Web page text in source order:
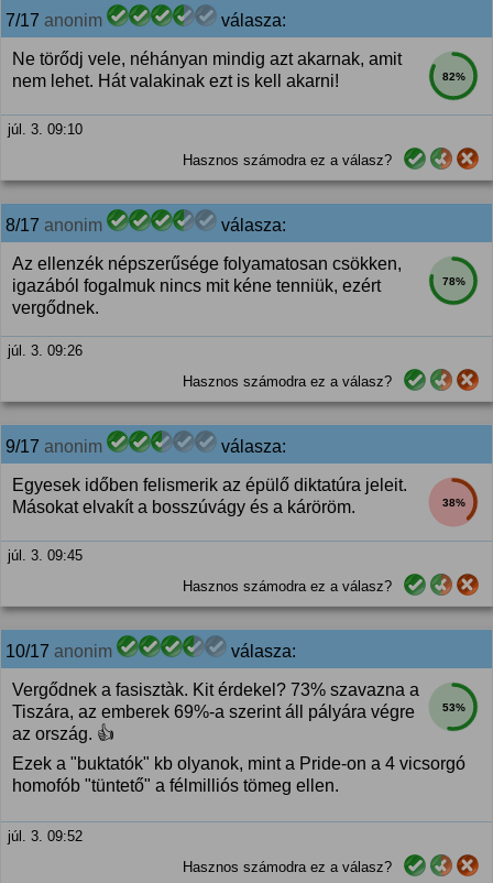
7/17 anonim válasza:
82%
Ne törődj vele, néhányan mindig azt akarnak, amit
nem lehet. Hát valakinak ezt is kell akarni!
júl. 3. 09:10
Hasznos számodra ez a válasz?
8/17 anonim válasza:
78%
Az ellenzék népszerűsége folyamatosan csökken,
igazából fogalmuk nincs mit kéne tenniük, ezért
vergődnek.
júl. 3. 09:26
Hasznos számodra ez a válasz?
9/17 anonim válasza:
38%
Egyesek időben felismerik az épülő diktatúra jeleit.
Másokat elvakít a bosszúvágy és a káröröm.
júl. 3. 09:45
Hasznos számodra ez a válasz?
10/17 anonim válasza:
53%
Vergődnek a fasisztàk. Kit érdekel? 73% szavazna a
Tiszára, az emberek 69%-a szerint áll pályára végre
az ország. 👍
Ezek a "buktatók" kb olyanok, mint a Pride-on a 4 vicsorgó
homofób "tüntető" a félmilliós tömeg ellen.
júl. 3. 09:52
Hasznos számodra ez a válasz?